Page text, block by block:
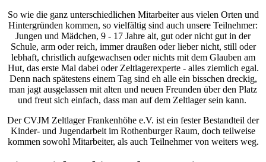
So wie die ganz unterschiedlichen Mitarbeiter aus vielen Orten und
Hintergründen kommen, so vielfältig sind auch unsere Teilnehmer:
Jungen und Mädchen, 9 - 17 Jahre alt, gut oder nicht gut in der
Schule, arm oder reich, immer draußen oder lieber nicht, still oder
lebhaft, christlich aufgewachsen oder nichts mit dem Glauben am
Hut, das erste Mal dabei oder Zeltlagerexperte - alles ziemlich egal.
Denn nach spätestens einem Tag sind eh alle ein bisschen dreckig,
man jagt ausgelassen mit alten und neuen Freunden über den Platz
und freut sich einfach, dass man auf dem Zeltlager sein kann.
Der CVJM Zeltlager Frankenhöhe e.V. ist ein fester Bestandteil der
Kinder- und Jugendarbeit im Rothenburger Raum, doch teilweise
kommen sowohl Mitarbeiter, als auch Teilnehmer von weiters weg.